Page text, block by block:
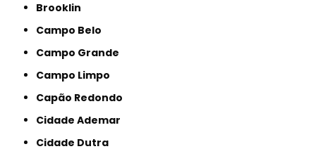
Brooklin
Campo Belo
Campo Grande
Campo Limpo
Capão Redondo
Cidade Ademar
Cidade Dutra